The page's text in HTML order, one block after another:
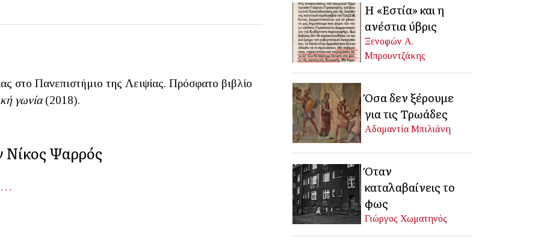
στο Πανεπιστήμιο της Λειψίας. Πρόσφατο βιβλίο
γωνία(2018).
Νίκος Ψαρρός
Η «Εστία» και η
ανέστια ύβρις
Ξενοφών Α.
Μπρουντζάκης
Όσα δεν ξέρουμε
για τις Τρωάδες
Αδαμαντία Μπιλιάνη
Όταν
καταλαβαίνεις το
φως
Γιώργος Χωματηνός